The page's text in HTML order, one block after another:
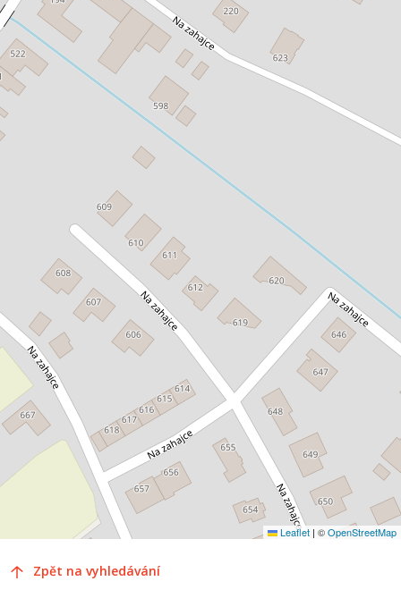
Leaflet | ©OpenStreetMap
Zpět na vyhledávání